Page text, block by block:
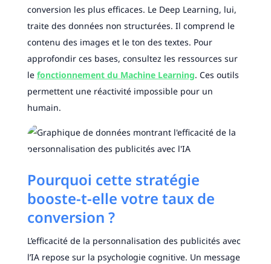
conversion les plus efficaces. Le Deep Learning, lui,
traite des données non structurées. Il comprend le
contenu des images et le ton des textes. Pour
approfondir ces bases, consultez les ressources sur
le fonctionnement du Machine Learning. Ces outils
permettent une réactivité impossible pour un
humain.
Pourquoi cette stratégie
booste-t-elle votre taux de
conversion ?
L’efficacité de la personnalisation des publicités avec
l’IA repose sur la psychologie cognitive. Un message